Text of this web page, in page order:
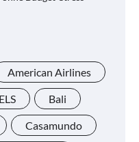
American Airlines
Bali
Casamundo